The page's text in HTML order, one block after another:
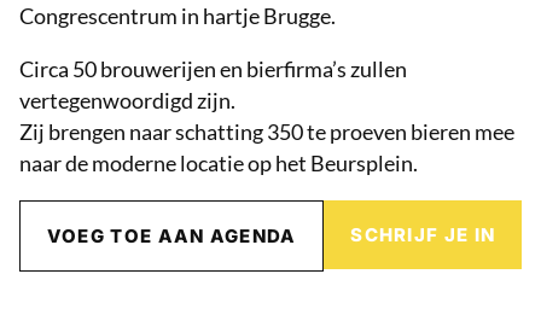
Congrescentrum in hartje Brugge.
Circa 50 brouwerijen en bierfirma’s zullen
vertegenwoordigd zijn.
Zij brengen naar schatting 350 te proeven bieren mee
naar de moderne locatie op het Beursplein.
VOEG TOE AAN AGENDA SCHRIJF JE IN